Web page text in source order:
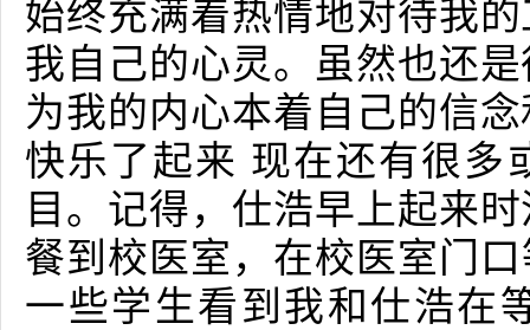
始终充满着热情地对待我
我自己的心灵。虽然也还
为我的内心本着自己的信
快乐了起来 现在还有很多
目。记得，仕浩早上起来
餐到校医室，在校医室门
一些学生看到我和仕浩在